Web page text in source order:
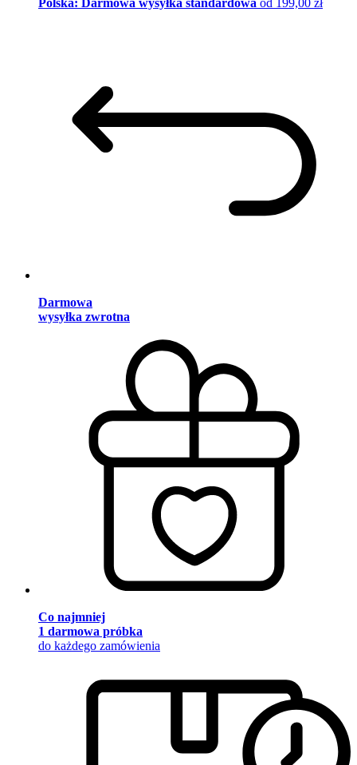
Polska: Darmowa wysyłka standardowa od 199,00 zł
Darmowa
wysyłka zwrotna
Co najmniej
1 darmowa próbka
do każdego zamówienia